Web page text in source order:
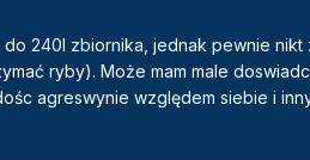
240l zbiornika, jednak pewnie nikt
ryby). Może mam male
agreswynie względem siebie i